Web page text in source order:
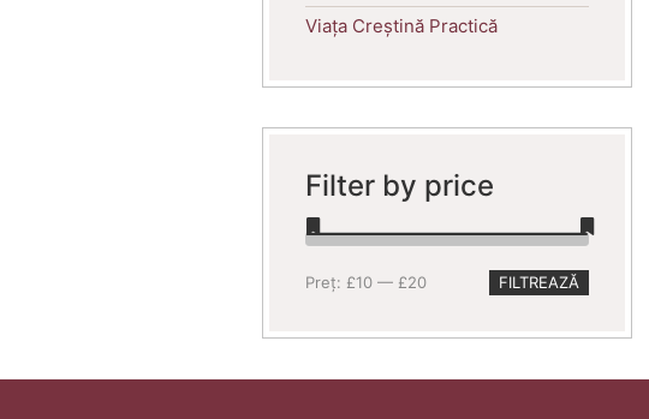
Viața Creștină Practică
Filter by price
Preț
Preț
FILTREAZĂ
Preț: £10 — £20